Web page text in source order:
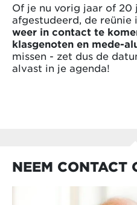
Of je nu vorig jaar of 20
afgestudeerd, de
weer in contact te
klasgenoten en mede-
missen - zet dus de
alvast in je agenda!
NEEM CONTACT